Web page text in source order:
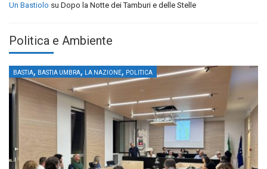
Un Bastiolo su Dopo la Notte dei Tamburi e delle Stelle
Politica e Ambiente
BASTIA, BASTIA UMBRA, LA NAZIONE, POLITICA